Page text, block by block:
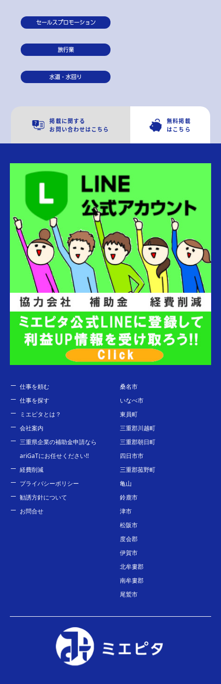
セールスプロモーション
旅行業
水道・水回り
掲載に関する
お問い合わせはこちら
無料掲載
はこちら
仕事を頼む
仕事を探す
ミエピタとは？
会社案内
三重県企業の補助金申請なら
ariGaTにお任せください!!
経費削減
プライバシーポリシー
勧誘方針について
お問合せ
桑名市
いなべ市
東員町
三重郡川越町
三重郡朝日町
四日市市
三重郡菰野町
亀山
鈴鹿市
津市
松阪市
度会郡
伊賀市
北牟婁郡
南牟婁郡
尾鷲市